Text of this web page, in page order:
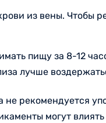
из вены. Чтобы
пищу за 8-12
лучше
рекомендуется
могут